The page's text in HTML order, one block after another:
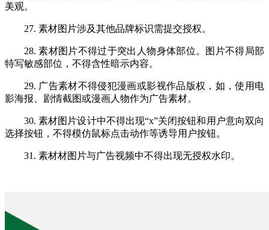
美观。
27. 素材图片涉及其他品牌标识需提交授权。
28. 素材图片不得过于突出人物身体部位。图片不得局部
特写敏感部位，不得含性暗示内容。
29. 广告素材不得侵犯漫画或影视作品版权，如，使用电
影海报、剧情截图或漫画人物作为广告素材。
30. 素材图片设计中不得出现“x”关闭按钮和用户意向双向
选择按钮，不得模仿鼠标点击动作等诱导用户按钮。
31. 素材材图片与广告视频中不得出现无授权水印。